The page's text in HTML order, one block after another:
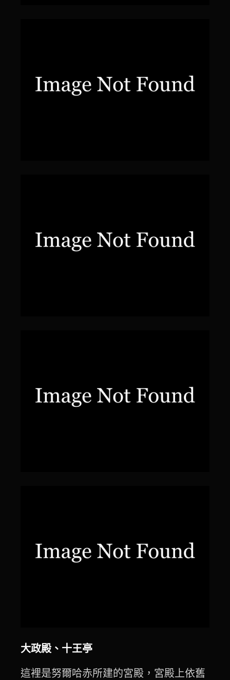
大政殿、十王亭
這裡是努爾哈赤所建的宮殿，宮殿上依舊